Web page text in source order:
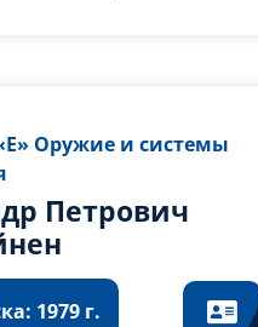
Оружие и системы
Петрович
1979 г.